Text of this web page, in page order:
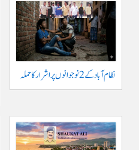
نظام آباد کے 2 نوجوانوں پر اشرار کا حملہ